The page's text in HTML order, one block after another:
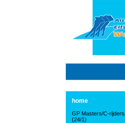
home
GP Masters/C-
(24/1)